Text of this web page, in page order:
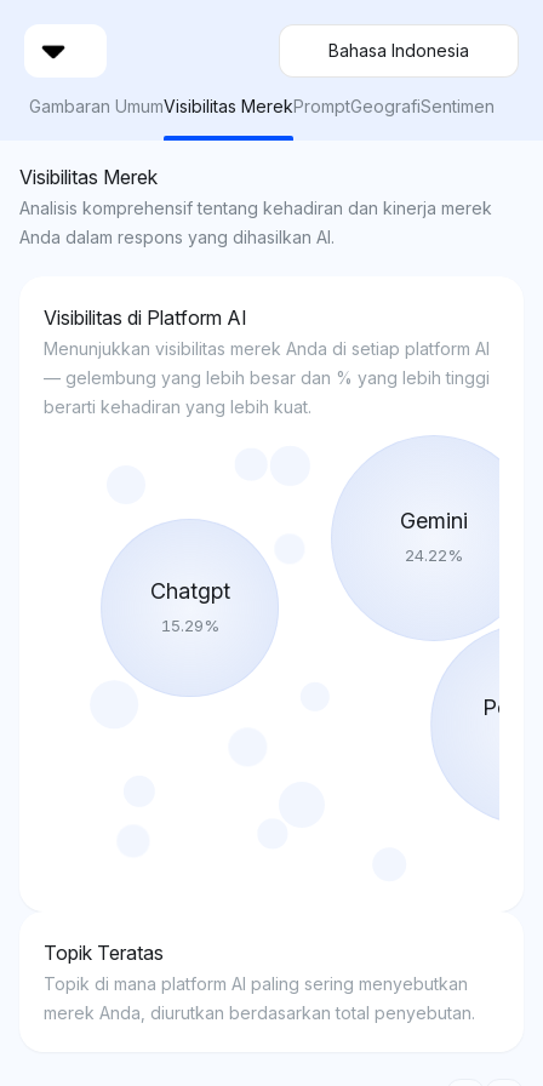
Bahasa Indonesia
Gambaran UmumVisibilitas MerekPromptGeografiSentimen
Visibilitas Merek
Analisis komprehensif tentang kehadiran dan kinerja merek
Anda dalam respons yang dihasilkan AI.
Visibilitas di Platform AI
Menunjukkan visibilitas merek Anda di setiap platform AI
— gelembung yang lebih besar dan % yang lebih tinggi
berarti kehadiran yang lebih kuat.
Chatgpt
15.29%
Gemini
24.22%
Topik Teratas
Topik di mana platform AI paling sering menyebutkan
merek Anda, diurutkan berdasarkan total penyebutan.